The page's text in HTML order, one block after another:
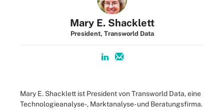
Mary E. Shacklett
President, Transworld Data
Mary E. Shacklett ist President von Transworld Data, eine
Technologieanalyse-, Marktanalyse- und Beratungsfirma.